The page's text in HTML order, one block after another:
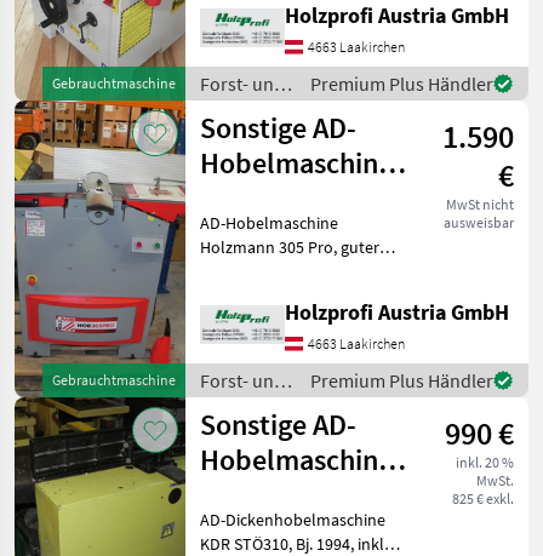
Gebrauchtmaschine
seitlichem Profianschlag, 4
kW, 1800 mm Tischlänge,
410 mm Tischbreite
Holzprofi Austria GmbH
4663 Laakirchen
Forst- und
Holztechnik
/ Holzprofi
Premium Plus Händler
Gebrauchtmaschine
Sonstige AD-
Hobelmaschine
Pro gebraucht
1.590
€
MwSt nicht
ausweisbar
AD-Hobelmaschine
Holzmann 305 Pro, guter
300 mm Tischbreite, 4
Messer, 258 kg, inkl.
FahreinrichtungPreisänderu
Holzprofi Austria GmbH
4663 Laakirchen
Forst- und
Holztechnik
/ Sonstige
Premium Plus Händler
Sonstige AD-
Hobelmaschine
gebraucht
990 €
inkl. 20 %
MwSt.
825 € exkl.
AD-Dickenhobelmaschine
KDR STÖ310, Bj. 1994, inkl.